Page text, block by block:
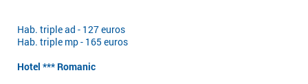
Hab. triple ad - 127 euros
Hab. triple mp - 165 euros
Hotel *** Romanic